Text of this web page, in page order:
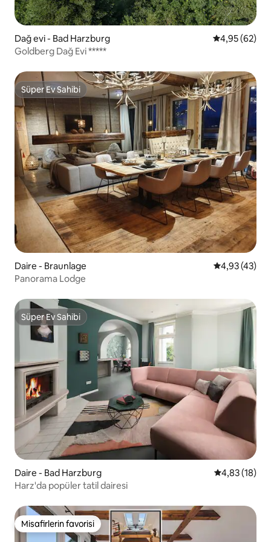
Dağ evi - Bad Harzburg 5 üzerinden
4,95 (62)
Goldberg Dağ Evi *****
Süper Ev Sahibi
Süper Ev Sahibi
Daire - Braunlage 5 üzerinden
4,93 (43)
Panorama Lodge
Süper Ev Sahibi
Süper Ev Sahibi
Daire - Bad Harzburg 5 üzerinden
4,83 (18)
Harz'da popüler tatil dairesi
Misafirlerin favorisi
Misafirlerin favorisi